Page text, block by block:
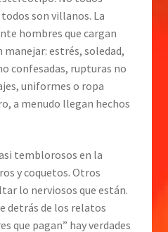
son villanos. La
hombres que cargan
manejar: estrés, soledad,
confesadas, rupturas no
uniformes o ropa
a menudo llegan hechos
temblorosos en la
y coquetos. Otros
lo nerviosos que están.
detrás de los relatos
que pagan” hay verdades